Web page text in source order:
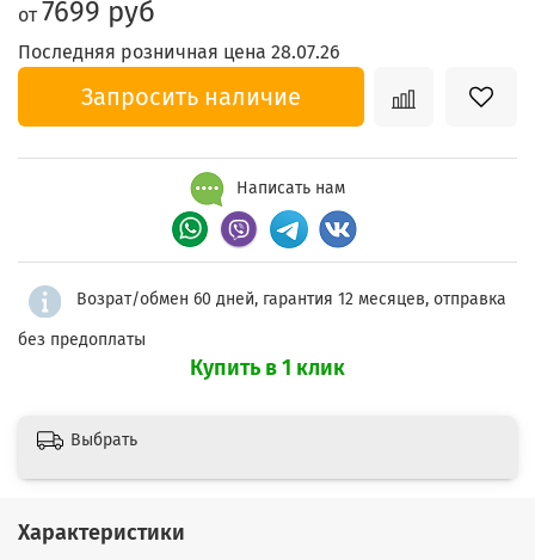
от7699 руб
Последняя розничная цена 28.07.26
Запросить наличие
Написать нам
Возрат/обмен 60 дней, гарантия 12 месяцев, отправка
без предоплаты
Купить в 1 клик
Выбрать
Характеристики